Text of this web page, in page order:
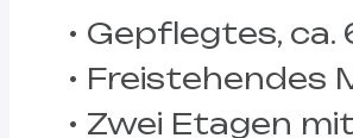
• Gepflegtes,
• Freistehendes
• Zwei Etagen